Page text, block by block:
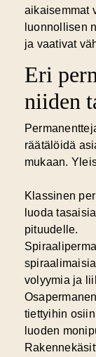
aikaisemmat
luonnollisen
ja vaativat
Eri
niiden
räätälöidä
mukaan.
Klassinen
luoda
pituudelle.
volyymia ja
tiettyihin
luoden